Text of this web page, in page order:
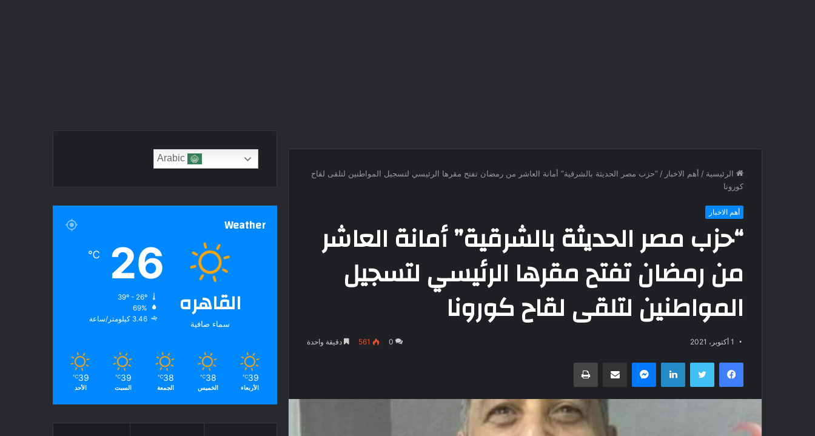
الرئيسية / أهم الاخبار / “حزب مصر الحديثة بالشرقية” أمانة العاشر من رمضان تفتح مقرها الرئيسي لتسجيل المواطنين لتلقى لقاح
كورونا
أهم الاخبار
“حزب مصر الحديثة بالشرقية” أمانة العاشر
من رمضان تفتح مقرها الرئيسي لتسجيل
المواطنين لتلقى لقاح كورونا
1 أكتوبر، 2021 0
561 دقيقة واحدة
فيسبوك تويتر لينكدإن ماسنجر مشاركة عبر البريد طباعة
Arabic
Weather
القاهره
سماء صافية
26
℃
69%
3.46 كيلومتر/ساعة
39
℃
الأربعاء
38
℃
الخميس
38
℃
الجمعة
39
℃
السبت
39
℃
الأحد